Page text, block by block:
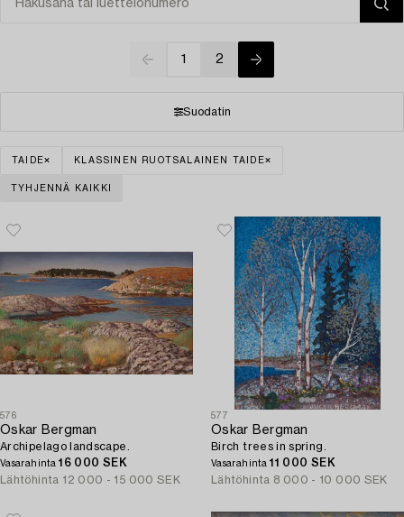
1 2
Suodatin
TAIDE KLASSINEN RUOTSALAINEN TAIDE
TYHJENNÄ KAIKKI
576
Oskar Bergman
Archipelago landscape.
Vasarahinta16 000 SEK
Lähtöhinta 12 000 - 15 000 SEK
577
Oskar Bergman
Birch trees in spring.
Vasarahinta11 000 SEK
Lähtöhinta 8 000 - 10 000 SEK